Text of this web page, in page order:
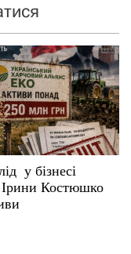
у бізнесі
Ірини Костюшко